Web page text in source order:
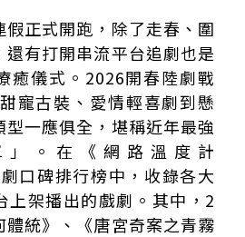
統》
案之青霧風鳴》
歡》
痕》
》
正式開跑，除了走春、圍
有打開串流平台追劇也是
癒儀式。2026開春陸劇戰
寵古裝、愛情輕喜劇到懸
一應俱全，堪稱近年最強
」。在《網路溫度計
口碑排行榜中，收錄各大
上架播出的戲劇。其中，2
體統》、《唐宮奇案之青霧